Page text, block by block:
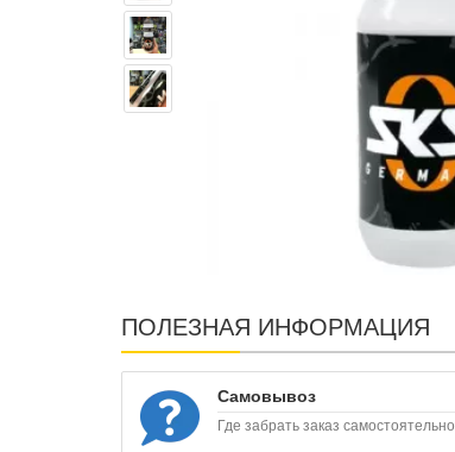
ПОЛЕЗНАЯ ИНФОРМАЦИЯ
Самовывоз
Где забрать заказ самостоятельно